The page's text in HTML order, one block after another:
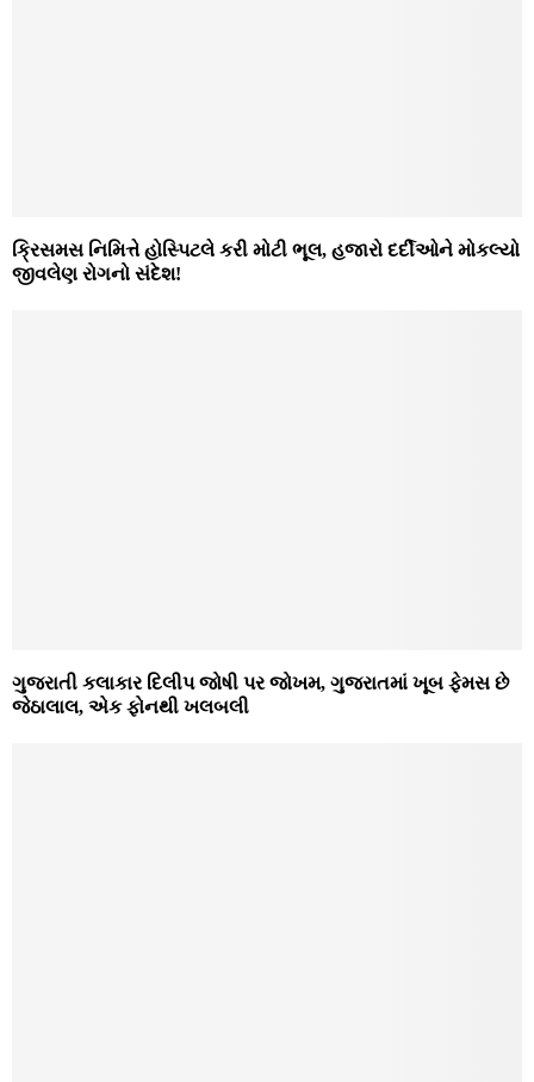
ક્રિસમસ નિમિત્તે હોસ્પિટલે કરી મોટી ભૂલ, હજારો દર્દીઓને મોકલ્યો
જીવલેણ રોગનો સંદેશ!
ગુજરાતી કલાકાર દિલીપ જોષી પર જોખમ, ગુજરાતમાં ખૂબ ફેમસ છે
જેઠાલાલ, એક ફોનથી ખલબલી